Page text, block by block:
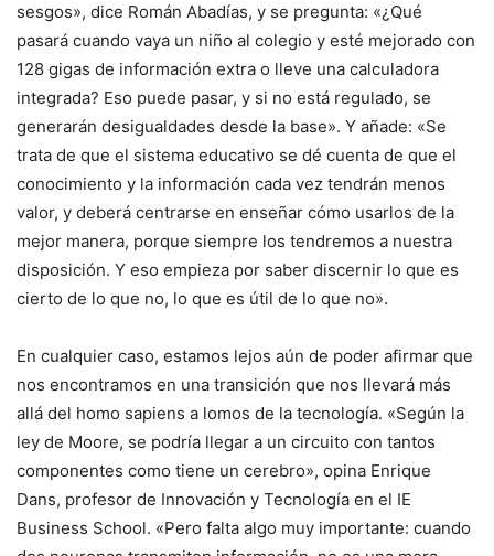
sesgos», dice Román Abadías, y se pregunta: «¿Qué
pasará cuando vaya un niño al colegio y esté mejorado con
128 gigas de información extra o lleve una calculadora
integrada? Eso puede pasar, y si no está regulado, se
generarán desigualdades desde la base». Y añade: «Se
trata de que el sistema educativo se dé cuenta de que el
conocimiento y la información cada vez tendrán menos
valor, y deberá centrarse en enseñar cómo usarlos de la
mejor manera, porque siempre los tendremos a nuestra
disposición. Y eso empieza por saber discernir lo que es
cierto de lo que no, lo que es útil de lo que no».
En cualquier caso, estamos lejos aún de poder afirmar que
nos encontramos en una transición que nos llevará más
allá del homo sapiens a lomos de la tecnología. «Según la
ley de Moore, se podría llegar a un circuito con tantos
componentes como tiene un cerebro», opina Enrique
Dans, profesor de Innovación y Tecnología en el IE
Business School. «Pero falta algo muy importante: cuando